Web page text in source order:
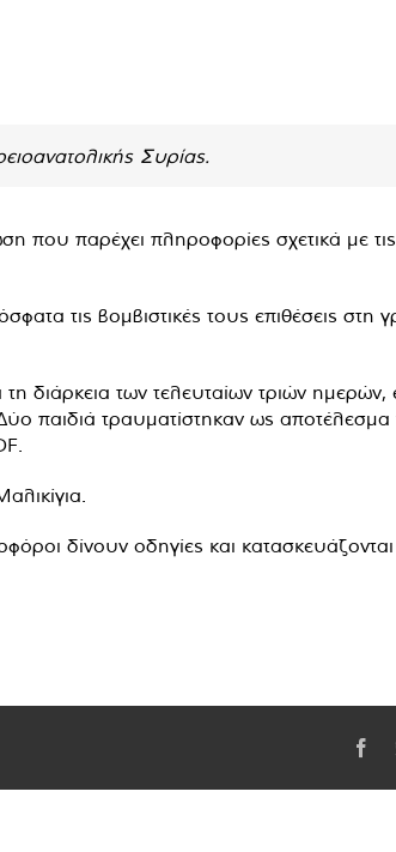
Συρίας.
παρέχει πληροφορίες σχετικά με
τις βομβιστικές τους επιθέσεις στη
διάρκεια των τελευταίων τριών
παιδιά τραυματίστηκαν ως
δίνουν οδηγίες και κατασκευάζονται